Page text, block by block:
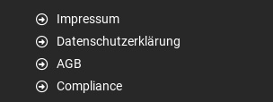
Impressum
Datenschutzerklärung
AGB
Compliance